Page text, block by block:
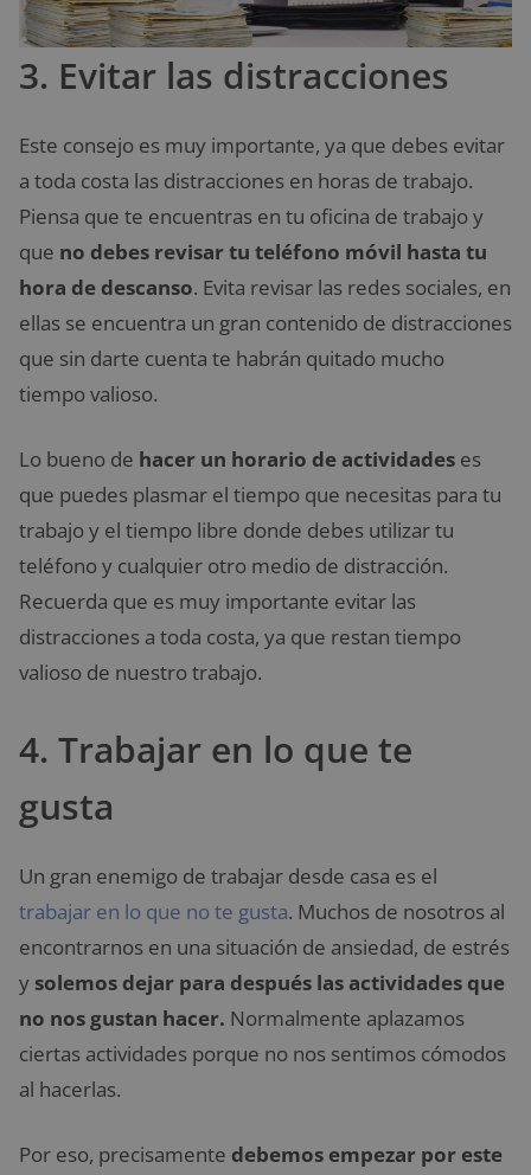
3. Evitar las distracciones
Este consejo es muy importante, ya que debes evitar
a toda costa las distracciones en horas de trabajo.
Piensa que te encuentras en tu oficina de trabajo y
que no debes revisar tu teléfono móvil hasta tu
hora de descanso. Evita revisar las redes sociales, en
ellas se encuentra un gran contenido de distracciones
que sin darte cuenta te habrán quitado mucho
tiempo valioso.
Lo bueno de hacer un horario de actividades es
que puedes plasmar el tiempo que necesitas para tu
trabajo y el tiempo libre donde debes utilizar tu
teléfono y cualquier otro medio de distracción.
Recuerda que es muy importante evitar las
distracciones a toda costa, ya que restan tiempo
valioso de nuestro trabajo.
4. Trabajar en lo que te
gusta
Un gran enemigo de trabajar desde casa es el
trabajar en lo que no te gusta. Muchos de nosotros al
encontrarnos en una situación de ansiedad, de estrés
y solemos dejar para después las actividades que
no nos gustan hacer. Normalmente aplazamos
ciertas actividades porque no nos sentimos cómodos
al hacerlas.
Por eso, precisamente debemos empezar por este